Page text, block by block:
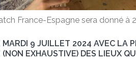
France-Espagne sera donné
MARDI 9 JUILLET 2024 AVEC LA
EXHAUSTIVE) DES LIEUX